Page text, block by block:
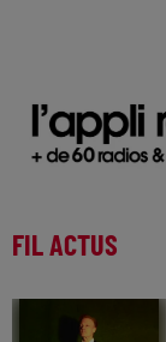
FIL ACTUS